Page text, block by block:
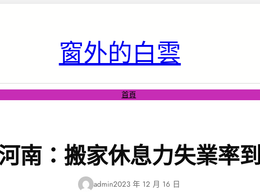
窗外的白雲
首頁
南：搬家休息力失業率
admin2023 年 12 月 16 日